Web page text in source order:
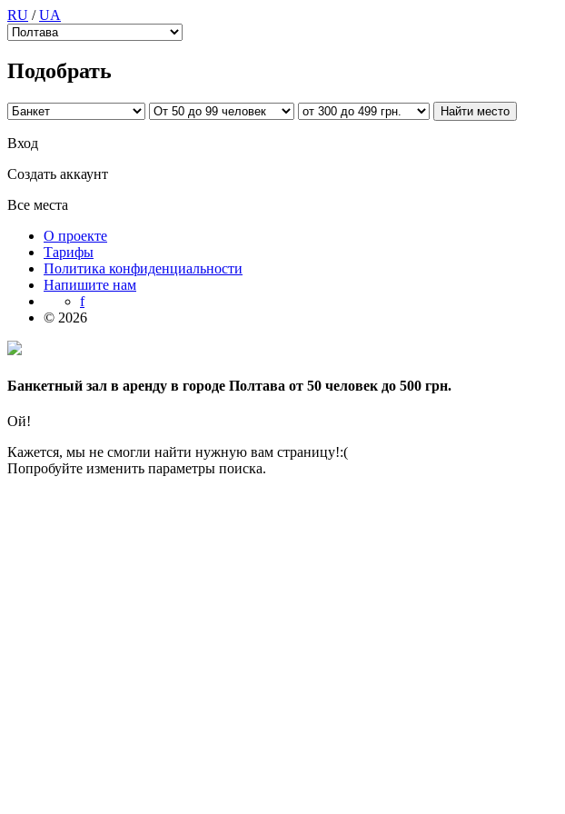
RU /UA
Подобрать
Вход
Создать аккаунт
Все места
О проекте
Тарифы
Политика конфиденциальности
Напишите нам
f
© 2026
Банкетный зал в аренду в городе Полтава от 50 человек до 500 грн.
Ой!
Кажется, мы не смогли найти нужную вам страницу!:(
Попробуйте изменить параметры поиска.